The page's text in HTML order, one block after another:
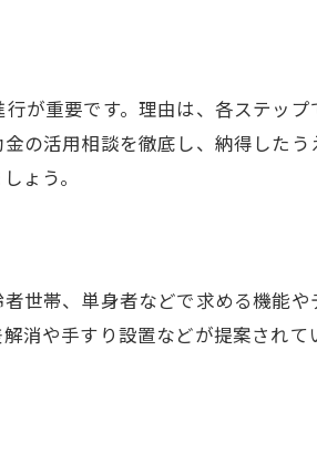
が重要です。理由は、各ステッ
の活用相談を徹底し、納得したう
ょう。
世帯、単身者などで求める機能
消や手すり設置などが提案されて